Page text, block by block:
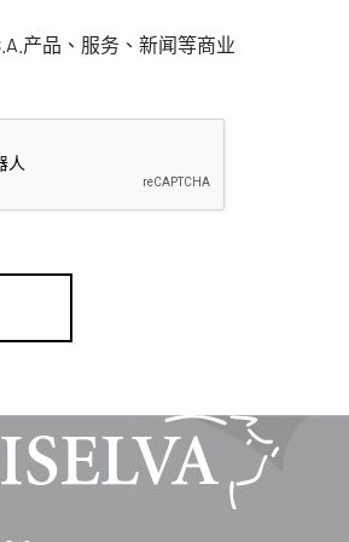
产品、服务、新闻等商业